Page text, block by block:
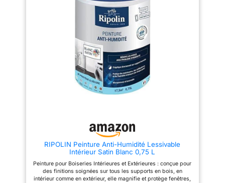
eau Blanc lumineux Bon pouvoir
couvrant Ne jaunit pas Peut être
utilisé comme base et finition 1.
bien mélanger le produit avant
utilisation. Pour les surfaces
très poreuses, diluer la
première couche à 20%. 2.
éliminer l'ancienne peinture et la
mauvaise adhérence de la
surface à traiter. 3. nettoyer la
surface en éliminant la
réf. 3332 avant de peindre. 5.
d'appliquer deux couches de
peinture. 6. respecter les temps
ustensiles à l'eau, en respectant
l'environnement
environ 10 m²/L (2,5 L = environ
25 m²), Nettoyage des outils à
l’eau claire, Peinture sans odeur
désagréable Contenu : 1 x
Peinture Dulux Valentine Si
Simple, Couleur : Le Blanc,
Aspect : Satin, Quantité : 0,5 L
RIPOLIN Peinture Anti-Humidité Lessivable
Intérieur Satin Blanc 0,75 L
Peinture pour Boiseries Intérieures et Extérieures : conçue pour
des finitions soignées sur tous les supports en bois, en
intérieur comme en extérieur, elle magnifie et protège fenêtres,